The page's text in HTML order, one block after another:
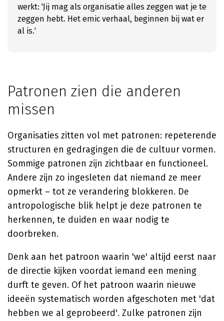
werkt: 'Jij mag als organisatie alles zeggen wat je te
zeggen hebt. Het emic verhaal, beginnen bij wat er
al is.'
Patronen zien die anderen
missen
Organisaties zitten vol met patronen: repeterende
structuren en gedragingen die de cultuur vormen.
Sommige patronen zijn zichtbaar en functioneel.
Andere zijn zo ingesleten dat niemand ze meer
opmerkt – tot ze verandering blokkeren. De
antropologische blik helpt je deze patronen te
herkennen, te duiden en waar nodig te
doorbreken.
Denk aan het patroon waarin 'we' altijd eerst naar
de directie kijken voordat iemand een mening
durft te geven. Of het patroon waarin nieuwe
ideeën systematisch worden afgeschoten met 'dat
hebben we al geprobeerd'. Zulke patronen zijn